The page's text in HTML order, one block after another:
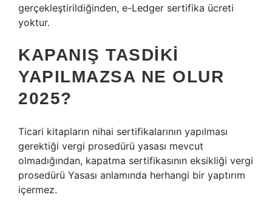
gerçekleştirildiğinden, e-Ledger sertifika ücreti
yoktur.
KAPANIŞ TASDIKI
YAPILMAZSA NE OLUR
2025?
Ticari kitapların nihai sertifikalarının yapılması
gerektiği vergi prosedürü yasası mevcut
olmadığından, kapatma sertifikasının eksikliği vergi
prosedürü Yasası anlamında herhangi bir yaptırım
içermez.